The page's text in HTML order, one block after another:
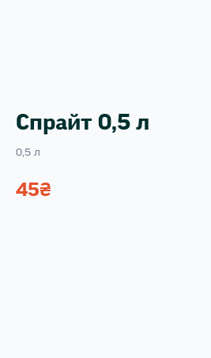
Спрайт 0,5 л
0,5 л
45₴